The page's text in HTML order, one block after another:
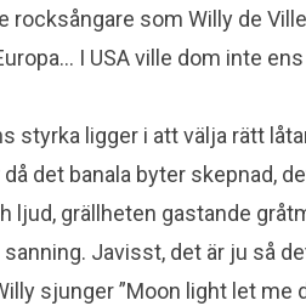
rocksångare som Willy de
I USA ville dom inte
styrka ligger i att välja rätt
det banala byter skepnad,
ljud, grällheten gastande
Javisst, det är ju så
sjunger ”Moon light let me